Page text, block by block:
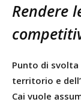
Rendere
Punto di
territorio e
Cai vuole